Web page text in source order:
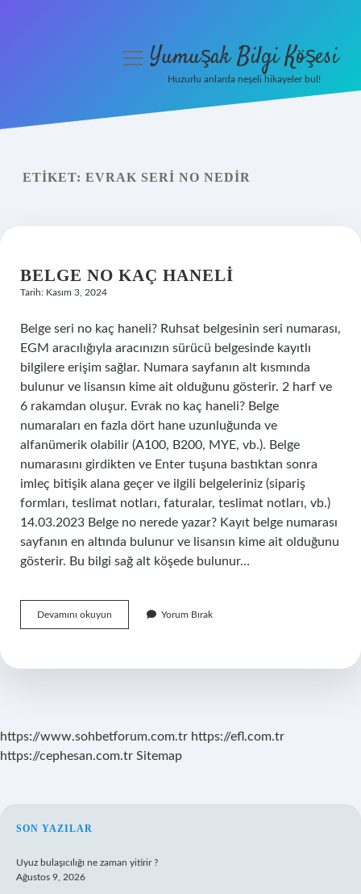
Yasal Uyarı
menüyüYumuşak Bilgi Köşesi
Huzurlu anlarda neşeli hikayeler bul!
ETIKET: EVRAK SERI NO NEDIR
BELGE NO KAÇ HANELI
Tarih: Kasım 3, 2024
Belge seri no kaç haneli? Ruhsat belgesinin seri numarası,
EGM aracılığıyla aracınızın sürücü belgesinde kayıtlı
bilgilere erişim sağlar. Numara sayfanın alt kısmında
bulunur ve lisansın kime ait olduğunu gösterir. 2 harf ve
6 rakamdan oluşur. Evrak no kaç haneli? Belge
numaraları en fazla dört hane uzunluğunda ve
alfanümerik olabilir (A100, B200, MYE, vb.). Belge
numarasını girdikten ve Enter tuşuna bastıktan sonra
imleç bitişik alana geçer ve ilgili belgeleriniz (sipariş
formları, teslimat notları, faturalar, teslimat notları, vb.)
14.03.2023 Belge no nerede yazar? Kayıt belge numarası
sayfanın en altında bulunur ve lisansın kime ait olduğunu
gösterir. Bu bilgi sağ alt köşede bulunur…
Devamını okuyun
No
Yorum Bırak
https://www.sohbetforum.com.tr https://efl.com.tr
https://cephesan.com.tr Sitemap
SIDEBAR
SON YAZILAR
Uyuz bulaşıcılığı ne zaman yitirir ?
Ağustos 9, 2026